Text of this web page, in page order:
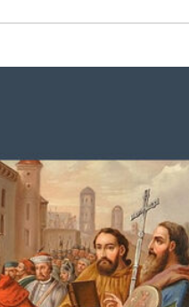
natomiast duchowo-moralną barierę